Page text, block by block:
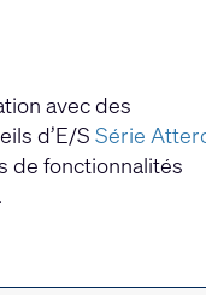
avec des
d’E/S Série
de fonctionnalités